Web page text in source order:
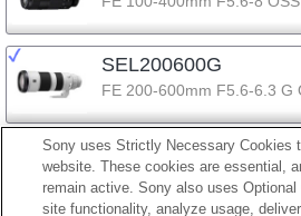
SEL200600G
FE 200-600mm F5.6-6.3 G
SEL400800G
FE 400-800mm F6.3-8 G
Sony uses Strictly Necessary Cookies
website. These cookies are essential,
remain active. Sony also uses
site functionality, analyze usage,